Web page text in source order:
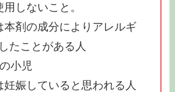
しないこと。
本剤の成分によりアレルギ
たことがある人
小児
妊娠していると思われる人